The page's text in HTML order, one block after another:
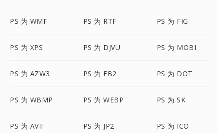
PS 为 WMF PS 为 RTF PS 为 FIG
PS 为 XPS PS 为 DJVU PS 为 MOBI
PS 为 AZW3 PS 为 FB2 PS 为 DOT
PS 为 WBMP PS 为 WEBP PS 为 SK
PS 为 AVIF PS 为 JP2 PS 为 ICO